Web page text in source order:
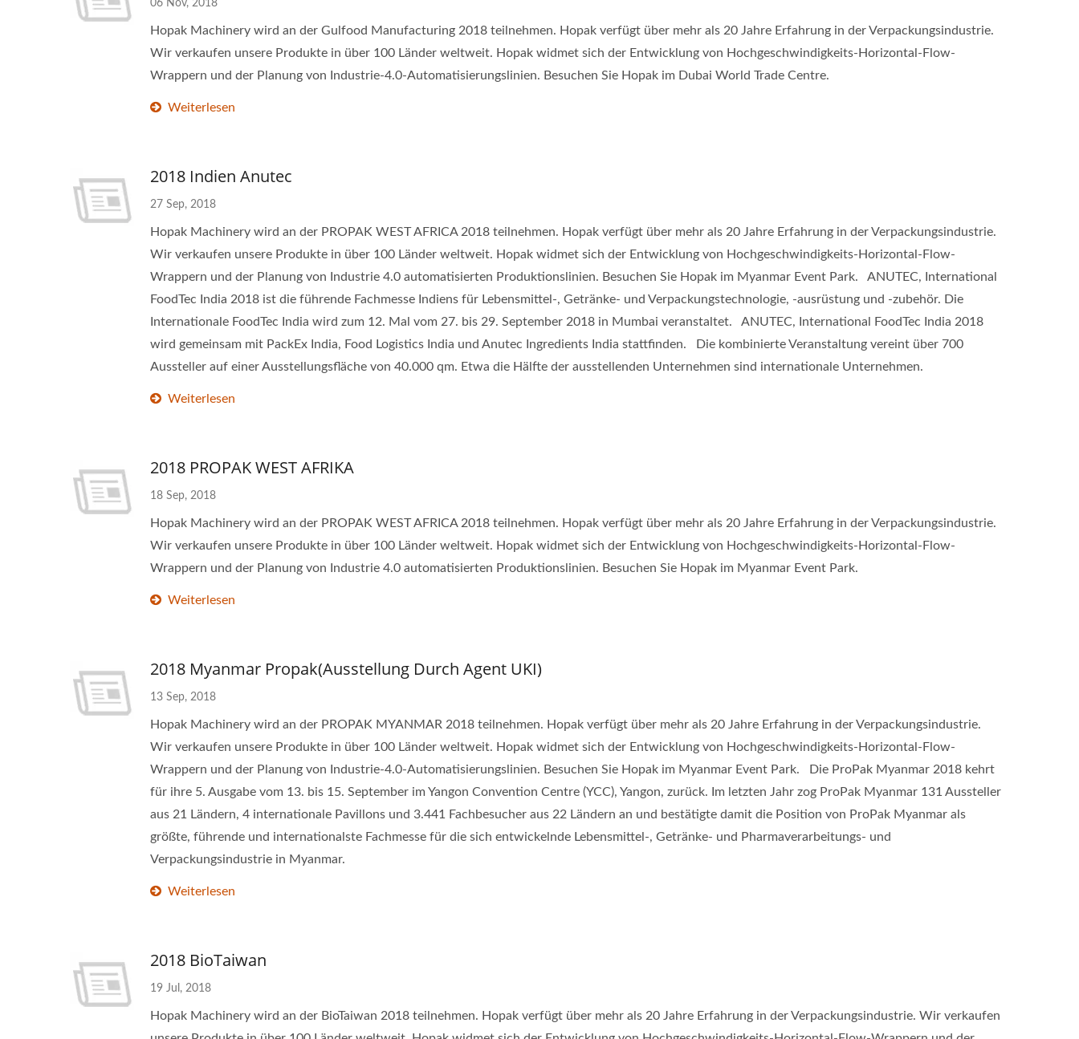
06 Nov, 2018
Hopak Machinery wird an der Gulfood Manufacturing 2018 teilnehmen. Hopak verfügt über mehr als 20 Jahre Erfahrung in der Verpackungsindustrie.
Wir verkaufen unsere Produkte in über 100 Länder weltweit. Hopak widmet sich der Entwicklung von Hochgeschwindigkeits-Horizontal-Flow-
Wrappern und der Planung von Industrie-4.0-Automatisierungslinien. Besuchen Sie Hopak im Dubai World Trade Centre.
Weiterlesen
2018 Indien Anutec
27 Sep, 2018
Hopak Machinery wird an der PROPAK WEST AFRICA 2018 teilnehmen. Hopak verfügt über mehr als 20 Jahre Erfahrung in der Verpackungsindustrie.
Wir verkaufen unsere Produkte in über 100 Länder weltweit. Hopak widmet sich der Entwicklung von Hochgeschwindigkeits-Horizontal-Flow-
Wrappern und der Planung von Industrie 4.0 automatisierten Produktionslinien. Besuchen Sie Hopak im Myanmar Event Park. ANUTEC, International
FoodTec India 2018 ist die führende Fachmesse Indiens für Lebensmittel-, Getränke- und Verpackungstechnologie, -ausrüstung und -zubehör. Die
Internationale FoodTec India wird zum 12. Mal vom 27. bis 29. September 2018 in Mumbai veranstaltet. ANUTEC, International FoodTec India 2018
wird gemeinsam mit PackEx India, Food Logistics India und Anutec Ingredients India stattfinden. Die kombinierte Veranstaltung vereint über 700
Aussteller auf einer Ausstellungsfläche von 40.000 qm. Etwa die Hälfte der ausstellenden Unternehmen sind internationale Unternehmen.
Weiterlesen
2018 PROPAK WEST AFRIKA
18 Sep, 2018
Hopak Machinery wird an der PROPAK WEST AFRICA 2018 teilnehmen. Hopak verfügt über mehr als 20 Jahre Erfahrung in der Verpackungsindustrie.
Wir verkaufen unsere Produkte in über 100 Länder weltweit. Hopak widmet sich der Entwicklung von Hochgeschwindigkeits-Horizontal-Flow-
Wrappern und der Planung von Industrie 4.0 automatisierten Produktionslinien. Besuchen Sie Hopak im Myanmar Event Park.
Weiterlesen
2018 Myanmar Propak(Ausstellung Durch Agent UKI)
13 Sep, 2018
Hopak Machinery wird an der PROPAK MYANMAR 2018 teilnehmen. Hopak verfügt über mehr als 20 Jahre Erfahrung in der Verpackungsindustrie.
Wir verkaufen unsere Produkte in über 100 Länder weltweit. Hopak widmet sich der Entwicklung von Hochgeschwindigkeits-Horizontal-Flow-
Wrappern und der Planung von Industrie-4.0-Automatisierungslinien. Besuchen Sie Hopak im Myanmar Event Park. Die ProPak Myanmar 2018 kehrt
für ihre 5. Ausgabe vom 13. bis 15. September im Yangon Convention Centre (YCC), Yangon, zurück. Im letzten Jahr zog ProPak Myanmar 131 Aussteller
aus 21 Ländern, 4 internationale Pavillons und 3.441 Fachbesucher aus 22 Ländern an und bestätigte damit die Position von ProPak Myanmar als
größte, führende und internationalste Fachmesse für die sich entwickelnde Lebensmittel-, Getränke- und Pharmaverarbeitungs- und
Verpackungsindustrie in Myanmar.
Weiterlesen
2018 BioTaiwan
19 Jul, 2018
Hopak Machinery wird an der BioTaiwan 2018 teilnehmen. Hopak verfügt über mehr als 20 Jahre Erfahrung in der Verpackungsindustrie. Wir verkaufen